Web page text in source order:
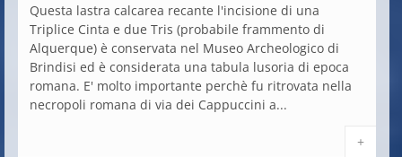
Questa lastra calcarea recante l'incisione di una
Triplice Cinta e due Tris (probabile frammento di
Alquerque) è conservata nel Museo Archeologico di
Brindisi ed è considerata una tabula lusoria di epoca
romana. E' molto importante perchè fu ritrovata nella
necropoli romana di via dei Cappuccini a...
+